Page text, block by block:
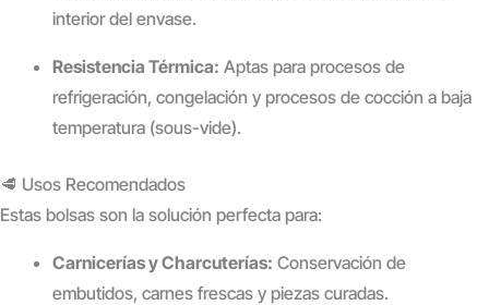
interior del envase.
Resistencia Térmica: Aptas para procesos de
refrigeración, congelación y procesos de cocción a baja
temperatura (sous-vide).
🥩 Usos Recomendados
Estas bolsas son la solución perfecta para:
Carnicerías y Charcuterías: Conservación de
embutidos, carnes frescas y piezas curadas.